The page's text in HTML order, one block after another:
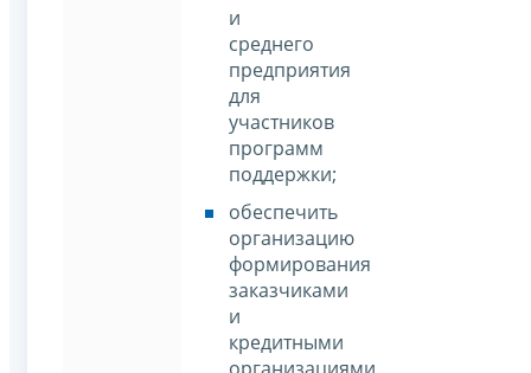
и
среднего
предприятия
для
участников
программ
поддержки;
обеспечить
организацию
формирования
заказчиками
и
кредитными